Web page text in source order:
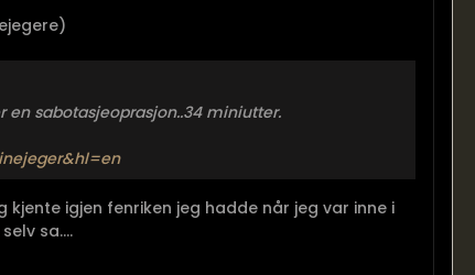
sabotasjeoprasjon..34 miniutter.
igjen fenriken jeg hadde når jeg var inne i
sa....